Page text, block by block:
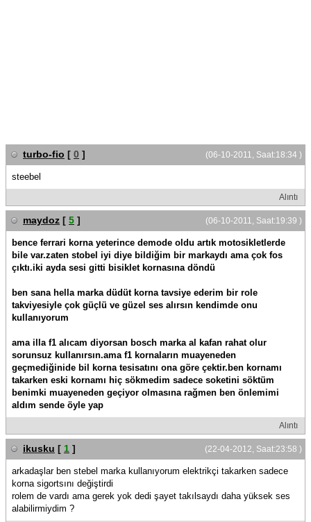
(06-10-2011, Saat:18:34 )
turbo-fio [ 0 ]
steebel
Alıntı
(06-10-2011, Saat:19:39 )
maydoz [ 5 ]
bence ferrari korna yeterince demode oldu artık motosikletlerde
bile var.zaten stobel iyi diye bildiğim bir markaydı ama çok fos
çıktı.iki ayda sesi gitti bisiklet kornasına döndü
ben sana hella marka düdüt korna tavsiye ederim bir role
takviyesiyle çok güçlü ve güzel ses alırsın kendimde onu
kullanıyorum
ama illa f1 alıcam diyorsan bosch marka al kafan rahat olur
sorunsuz kullanırsın.ama f1 kornaların muayeneden
geçmediğinide bil korna tesisatını ona göre çektir.ben kornamı
takarken eski kornamı hiç sökmedim sadece soketini söktüm
benimki muayeneden geçiyor olmasına rağmen ben önlemimi
aldım sende öyle yap
Alıntı
(22-04-2012, Saat:23:58 )
ikusku [ 1 ]
arkadaşlar ben stebel marka kullanıyorum elektrikçi takarken sadece
korna sigortsını değiştirdi
rolem de vardı ama gerek yok dedi şayet takılsaydı daha yüksek ses
alabilirmiydim ?